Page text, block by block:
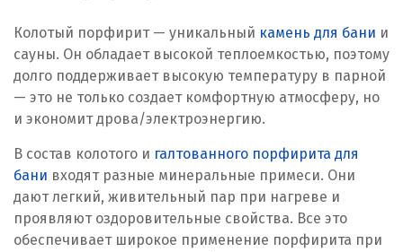
Колотый порфирит — уникальный камень для бани и
сауны. Он обладает высокой теплоемкостью, поэтому
долго поддерживает высокую температуру в парной
— это не только создает комфортную атмосферу, но
и экономит дрова/электроэнергию.
В состав колотого и галтованного порфирита для
бани входят разные минеральные примеси. Они
дают легкий, живительный пар при нагреве и
проявляют оздоровительные свойства. Все это
обеспечивает широкое применение порфирита при